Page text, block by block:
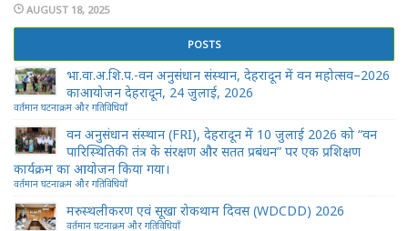
AUGUST 18, 2025
POSTS
भा.वा.अ.शि.प.-वन अनुसंधान संस्थान, देहरादून में वन महोत्सव–2026
काआयोजन देहरादून, 24 जुलाई, 2026
वर्तमान घटनाक्रम और गतिविधियाँ
वन अनुसंधान संस्थान (FRI), देहरादून में 10 जुलाई 2026 को “वन
पारिस्थितिकी तंत्र के संरक्षण और सतत प्रबंधन” पर एक प्रशिक्षण
कार्यक्रम का आयोजन किया गया।
वर्तमान घटनाक्रम और गतिविधियाँ
मरुस्थलीकरण एवं सूखा रोकथाम दिवस (WDCDD) 2026
वर्तमान घटनाक्रम और गतिविधियाँ